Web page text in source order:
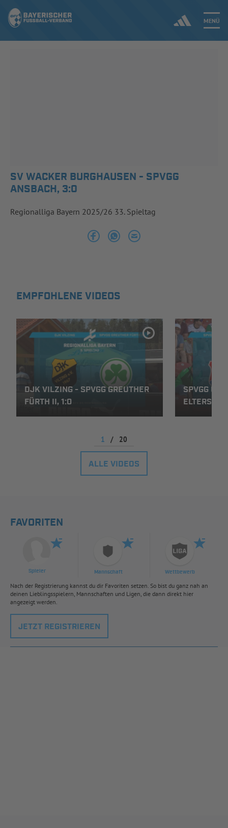
MENÜ
AUSBILDUNG & FÖRDERUNG
DER VERBAND
INFOTHEK SPIELPLUS
SV WACKER BURGHAUSEN - SPVGG
ANSBACH, 3:0
Regionalliga Bayern 2025/26 33. Spieltag
EMPFOHLENE VIDEOS
DJK VILZING - SPVGG GREUTHER
FÜRTH II, 1:0
SPVGG
1 / 20
ALLE VIDEOS
FAVORITEN
Spieler Mannschaft Wettbewerb
Nach der Registrierung kannst du dir Favoriten setzen. So bist du ganz nah an
deinen Lieblingsspielern, Mannschaften und Ligen, die dann direkt hier
angezeigt werden.
JETZT REGISTRIEREN